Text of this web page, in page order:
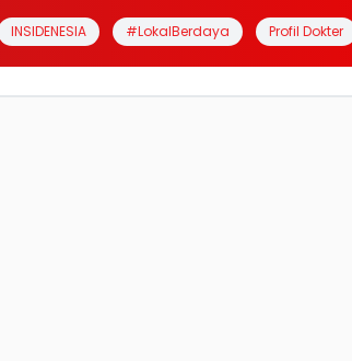
INSIDENESIA #LokalBerdaya Profil Dokter